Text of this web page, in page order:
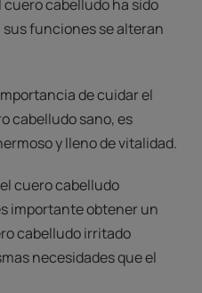
cuero cabelludo ha sido
funciones se alteran
de cuidar el
cabelludo sano, es
y lleno de vitalidad.
cuero cabelludo
importante obtener un
cabelludo irritado
necesidades que el